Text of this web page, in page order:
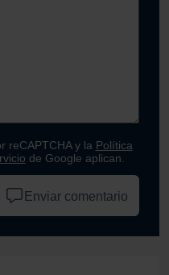
reCAPTCHA y la Política
de Google aplican.
Enviar comentario